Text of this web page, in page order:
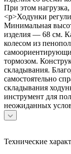
При этом
<p>Ходунки
Минимальная
изделия — 68 см.
колесом из
тормозом.
складывания.
самостоятельно
складывания
инструмент для
неожиданных
Технические